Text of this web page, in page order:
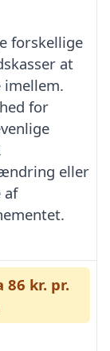
forskellige
at
for
eller
af
86 kr. pr.